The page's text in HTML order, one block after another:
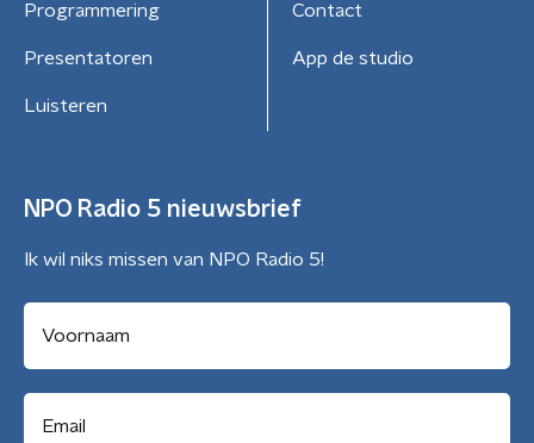
Programmering
Presentatoren
Luisteren
Contact
App de studio
NPO Radio 5 nieuwsbrief
Ik wil niks missen van NPO Radio 5!